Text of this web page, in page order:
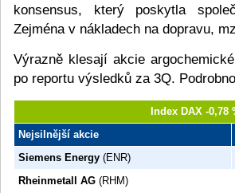
konsensus, který poskytla
Zejména v nákladech na dopravu,
Výrazně klesají akcie
po reportu výsledků za 3Q.
Index DAX -0,78
Nejsilnější akcie
Siemens Energy (ENR)
Rheinmetall AG (RHM)